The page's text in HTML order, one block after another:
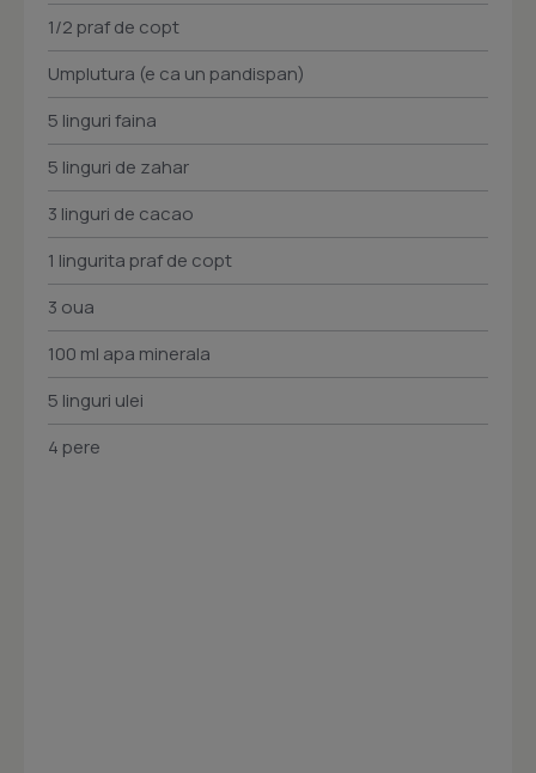
1/2 praf de copt
Umplutura (e ca un pandispan)
5 linguri faina
5 linguri de zahar
3 linguri de cacao
1 lingurita praf de copt
3 oua
100 ml apa minerala
5 linguri ulei
4 pere